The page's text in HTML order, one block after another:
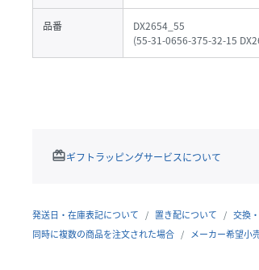
品番
DX2654_55
(55-31-0656-375-32-15
redeemギフトラッピングサービスについて
発送日・在庫表記について 置き配について
交換
同時に複数の商品を注文された場合
メーカー希望小